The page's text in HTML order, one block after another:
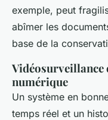
exemple, peut
abîmer les
base de la
Vidéosurveillance
numérique
Un système en
temps réel et un